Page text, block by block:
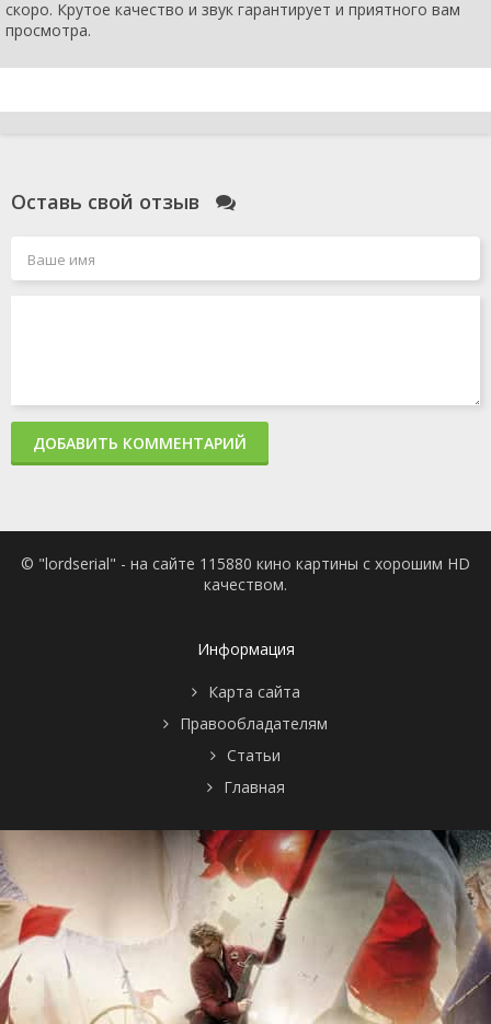
скоро. Крутое качество и звук гарантирует и приятного вам
просмотра.
Оставь свой отзыв
ДОБАВИТЬ КОММЕНТАРИЙ
© "lordserial" - на сайте 115880 кино картины с хорошим HD
качеством.
Информация
Карта сайта
Правообладателям
Статьи
Главная